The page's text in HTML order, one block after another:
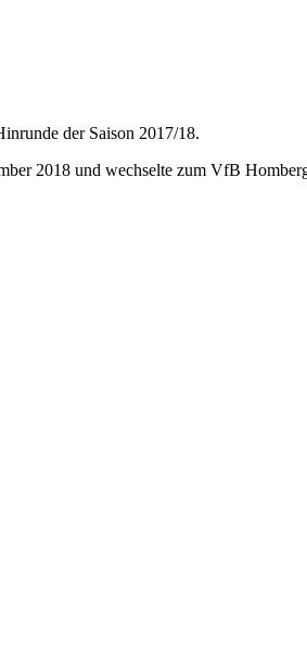
der Saison 2017/18.
2018 und wechselte zum VfB